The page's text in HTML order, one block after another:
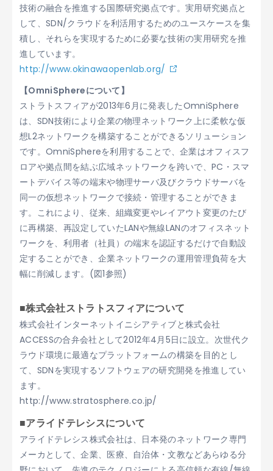
技術の融合を推進する国際研究拠点です。実用研究拠点と
して、SDN/クラウドを利活用するためのユースケースを集
積し、それらを実現するために必要な技術の実用研究を推
進しています。
http://www.okinawaopenlab.org/
【OmniSphereについて】
ストラトスフィアが2013年6月に発表したOmniSphere
は、SDN技術により企業の物理ネットワーク上に柔軟な仮
想L2ネットワークを構築することができるソリューション
です。OmniSphereを利用することで、企業はオフィスフ
ロアや拠点間を結ぶ広域ネットワークを跨いで、PC・スマ
ートデバイス等の端末や物理サーバ及びクラウドサーバを
同一の仮想ネットワークで接続・管理することができま
す。これにより、従来、組織変更やレイアウト変更のたび
に再構築、再設定していたLANや無線LANのオフィスネット
ワークを、利用者（社員）の端末を認証するだけで自動設
定することができ、企業ネットワークの運用管理負荷を大
幅に削減します。(図1参照)
■株式会社ストラトスフィアについて
株式会社インターネットイニシアティブと株式会社
ACCESSの合弁会社として2012年4月5日に設立。次世代ク
ラウド環境に最適なプラットフォームの構築を目的とし
て、SDNを実現するソフトウェアの研究開発を推進してい
ます。
http://www.stratosphere.co.jp/
■アライドテレシスについて
アライドテレシス株式会社は、日本発のネットワーク専門
メーカとして、企業、医療、自治体・文教などあらゆる分